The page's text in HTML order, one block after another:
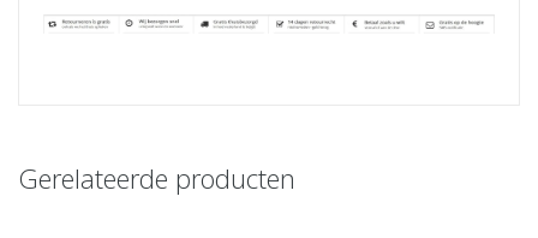
Gerelateerde producten